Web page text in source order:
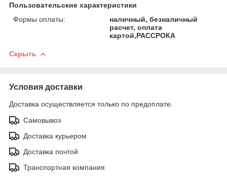
Пользовательские характеристики
Формы оплаты:
наличный, безналичный
расчет, оплата
картой,РАССРОКА
Скрыть
Условия доставки
Доставка осуществляется только по предоплате.
Самовывоз
Доставка курьером
Доставка почтой
Транспортная компания